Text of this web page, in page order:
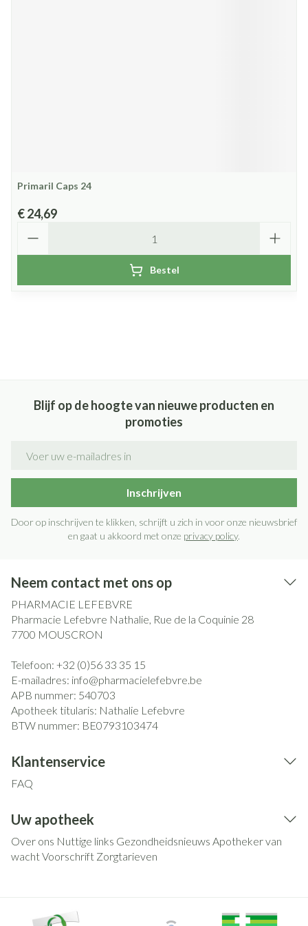
Primaril Caps 24
€ 24,69
Bestel
Blijf op de hoogte van nieuwe producten en
promoties
Inschrijven
Door op inschrijven te klikken, schrijft u zich in voor onze nieuwsbrief
en gaat u akkoord met onze privacy policy.
Neem contact met ons op
PHARMACIE LEFEBVRE
Pharmacie Lefebvre Nathalie, Rue de la Coquinie 28
7700 MOUSCRON
Telefoon: +32 (0)56 33 35 15
E-mailadres: info@pharmacielefebvre.be
APB nummer: 540703
Apotheek titularis: Nathalie Lefebvre
BTW nummer: BE0793103474
Klantenservice
FAQ
Uw apotheek
Over ons Nuttige links Gezondheidsnieuws Apotheker van
wachtVoorschrift Zorgtarieven